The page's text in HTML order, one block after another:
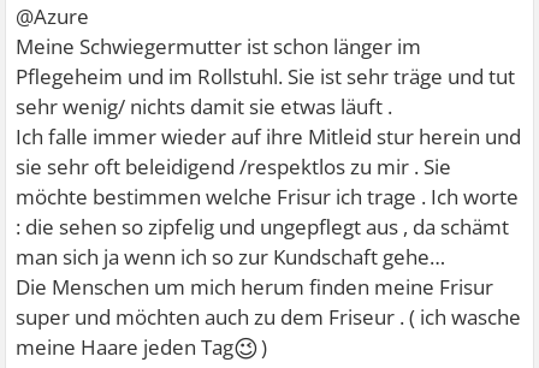
@Azure
Meine Schwiegermutter ist schon länger im
Pflegeheim und im Rollstuhl. Sie ist sehr träge und tut
sehr wenig/ nichts damit sie etwas läuft .
Ich falle immer wieder auf ihre Mitleid stur herein und
sie sehr oft beleidigend /respektlos zu mir . Sie
möchte bestimmen welche Frisur ich trage . Ich worte
: die sehen so zipfelig und ungepflegt aus , da schämt
man sich ja wenn ich so zur Kundschaft gehe…
Die Menschen um mich herum finden meine Frisur
super und möchten auch zu dem Friseur . ( ich wasche
meine Haare jeden Tag😉)